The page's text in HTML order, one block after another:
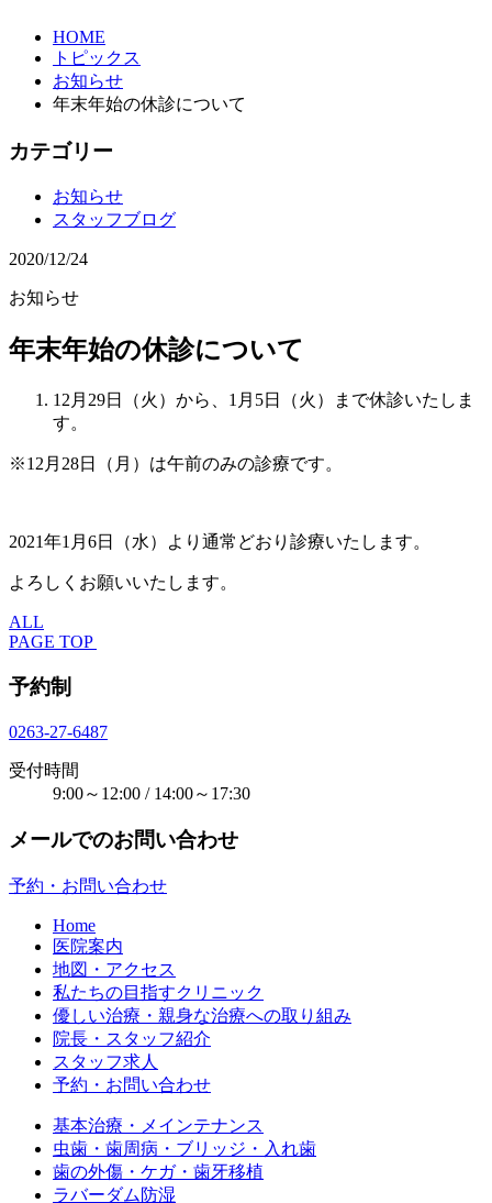
HOME
トピックス
お知らせ
年末年始の休診について
カテゴリー
お知らせ
スタッフブログ
2020/12/24
お知らせ
年末年始の休診について
12月29日（火）から、1月5日（火）まで休診いたしま
す。
※12月28日（月）は午前のみの診療です。
2021年1月6日（水）より通常どおり診療いたします。
よろしくお願いいたします。
ALL
PAGE TOP
予約制
0263-27-6487
受付時間
9:00～12:00 / 14:00～17:30
メールでのお問い合わせ
予約・お問い合わせ
Home
医院案内
地図・アクセス
私たちの目指すクリニック
優しい治療・親身な治療への取り組み
院長・スタッフ紹介
スタッフ求人
予約・お問い合わせ
基本治療・メインテナンス
虫歯・歯周病・ブリッジ・入れ歯
歯の外傷・ケガ・歯牙移植
ラバーダム防湿